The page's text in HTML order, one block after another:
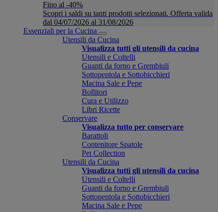
Fino al -40%
Scopri i saldi su tanti prodotti selezionati. Offerta valida
dal 04/07/2026 al 31/08/2026
Essenziali per la Cucina
Utensili da Cucina
Visualizza tutti gli utensili da cucina
Utensili e Coltelli
Guanti da forno e Grembiuli
Sottopentola e Sottobicchieri
Macina Sale e Pepe
Bollitori
Cura e Utilizzo
Libri Ricette
Conservare
Visualizza tutto per conservare
Barattoli
Contenitore Spatole
Pet Collection
Utensili da Cucina
Visualizza tutti gli utensili da cucina
Utensili e Coltelli
Guanti da forno e Grembiuli
Sottopentola e Sottobicchieri
Macina Sale e Pepe